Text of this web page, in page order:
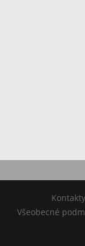
Kontakty
Všeobecné